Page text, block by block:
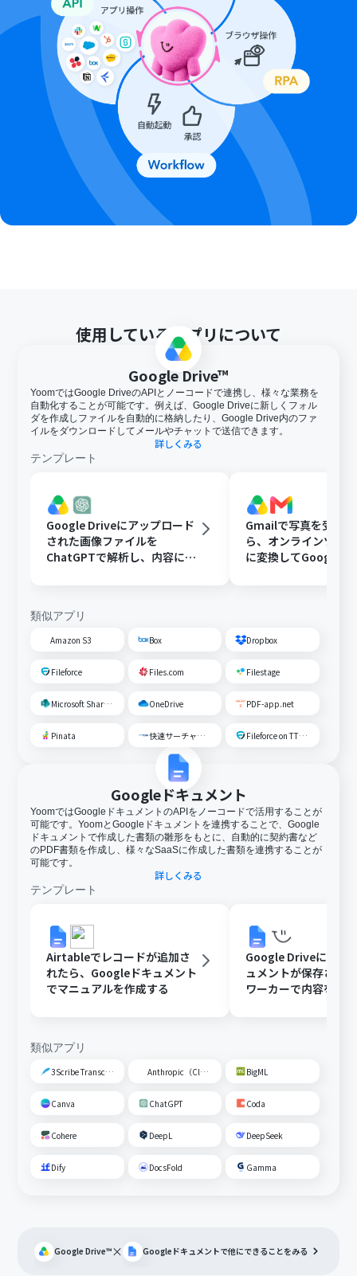
Google Driveのファイル移動アクションでは、移動先の
フォルダを固定値や変数を用いて任意に設定できます。
■注意事項
Google Drive、GoogleドキュメントとYoomを連携して
ください。
トリガーは5分、10分、15分、30分、60分の間隔で起動
間隔を選択できます。
プランによって最短の起動間隔が異なりますので、ご注意
ください。
OCRまたは音声を文字起こしするAIオペレーションはチ
ームプラン・サクセスプランでのみご利用いただける機能
となっております。フリープラン・ミニプランの場合は設
定しているフローボットのオペレーションはエラーとな
（オペレーション）となっております。フリープランの場
合は設定しているフローボットのオペレーションはエラ
ーとなりますので、ご注意ください。
ミニプランなどの有料プランは、2週間の無料トライアル
を行うことが可能です。無料トライアル中には制限対象の
アプリや機能（オペレーション）を使用することができ
ます。
オペレーション数が5つを越えるフローボットを作成する
際は、ミニプラン以上のプランで設定可能です。フリープ
ださい。
使用しているアプリについて
Google Drive™
YoomではGoogle DriveのAPIとノーコードで連携し、様々な業務を
自動化することが可能です。例えば、Google Driveに新しくフォル
ダを作成しファイルを自動的に格納したり、Google Drive内のファ
イルをダウンロードしてメールやチャットで送信できます。
詳しくみる
テンプレート
Google Driveにアップロード
された画像ファイルを
ChatGPTで解析し、内容に応
Gmailで写真を受け
ら、オンラインツー
に変換してGoogle
類似アプリ
Amazon S3 Box Dropbox
Fileforce Files.com Filestage
Microsoft SharePoint OneDrive PDF-app.net
Pinata 快速サーチャーGX Fileforce on TTS Cloud
Googleドキュメント
YoomではGoogleドキュメントのAPIをノーコードで活用することが
可能です。YoomとGoogleドキュメントを連携することで、Google
ドキュメントで作成した書類の雛形をもとに、自動的に契約書など
のPDF書類を作成し、様々なSaaSに作成した書類を連携することが
可能です。
詳しくみる
テンプレート
Airtableでレコードが追加さ
れたら、Googleドキュメント
でマニュアルを作成する
Google Driveに
ュメントが保存され
ワーカーで内容を読
類似アプリ
3Scribe Transcription Anthropic（Claude） BigML
Canva ChatGPT Coda
Cohere DeepL DeepSeek
Dify DocsFold Gamma
Google Drive™× Googleドキュメントで他にできることをみる